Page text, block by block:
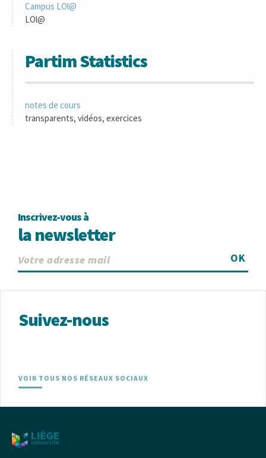
Campus LOl@
LOl@
Partim Statistics
notes de cours
transparents, vidéos, exercices
Inscrivez-vous à
la newsletter
OK
Suivez-nous
VOIR TOUS NOS RÉSEAUX SOCIAUX